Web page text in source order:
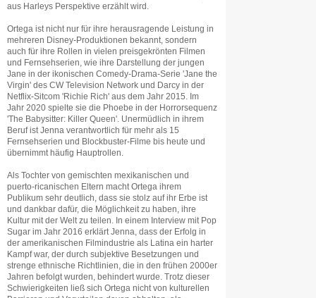
aus Harleys Perspektive erzählt wird.
Ortega ist nicht nur für ihre herausragende Leistung in
mehreren Disney-Produktionen bekannt, sondern
auch für ihre Rollen in vielen preisgekrönten Filmen
und Fernsehserien, wie ihre Darstellung der jungen
Jane in der ikonischen Comedy-Drama-Serie 'Jane the
Virgin' des CW Television Network und Darcy in der
Netflix-Sitcom 'Richie Rich' aus dem Jahr 2015. Im
Jahr 2020 spielte sie die Phoebe in der Horrorsequenz
'The Babysitter: Killer Queen'. Unermüdlich in ihrem
Beruf ist Jenna verantwortlich für mehr als 15
Fernsehserien und Blockbuster-Filme bis heute und
übernimmt häufig Hauptrollen.
Als Tochter von gemischten mexikanischen und
puerto-ricanischen Eltern macht Ortega ihrem
Publikum sehr deutlich, dass sie stolz auf ihr Erbe ist
und dankbar dafür, die Möglichkeit zu haben, ihre
Kultur mit der Welt zu teilen. In einem Interview mit Pop
Sugar im Jahr 2016 erklärt Jenna, dass der Erfolg in
der amerikanischen Filmindustrie als Latina ein harter
Kampf war, der durch subjektive Besetzungen und
strenge ethnische Richtlinien, die in den frühen 2000er
Jahren befolgt wurden, behindert wurde. Trotz dieser
Schwierigkeiten ließ sich Ortega nicht von kulturellen